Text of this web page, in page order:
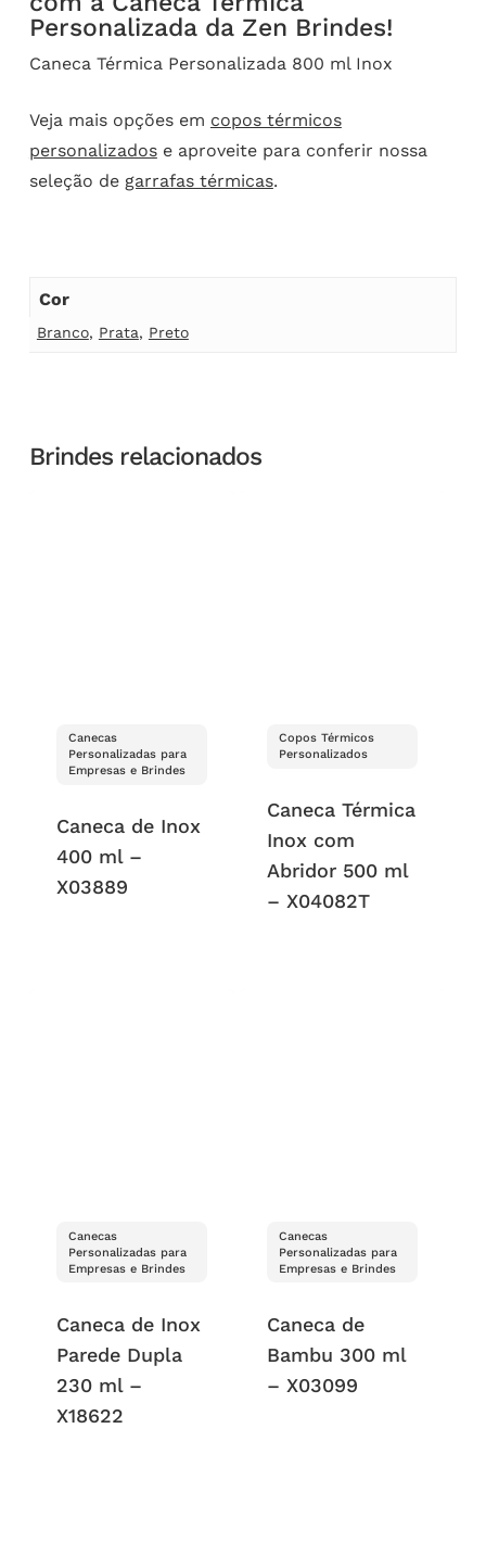
Personalizada da Zen Brindes!
Caneca Térmica Personalizada 800 ml Inox
Veja mais opções em copos térmicos
personalizadose aproveite para conferir nossa
seleção de garrafas térmicas.
Cor
Branco, Prata, Preto
Brindes relacionados
Canecas
Personalizadas para
Empresas e Brindes
Caneca de Inox
400 ml –
X03889
Copos Térmicos
Personalizados
Caneca Térmica
Inox com
Abridor 500 ml
– X04082T
Canecas
Personalizadas para
Empresas e Brindes
Caneca de Inox
Parede Dupla
230 ml –
X18622
Canecas
Personalizadas para
Empresas e Brindes
Caneca de
Bambu 300 ml
– X03099